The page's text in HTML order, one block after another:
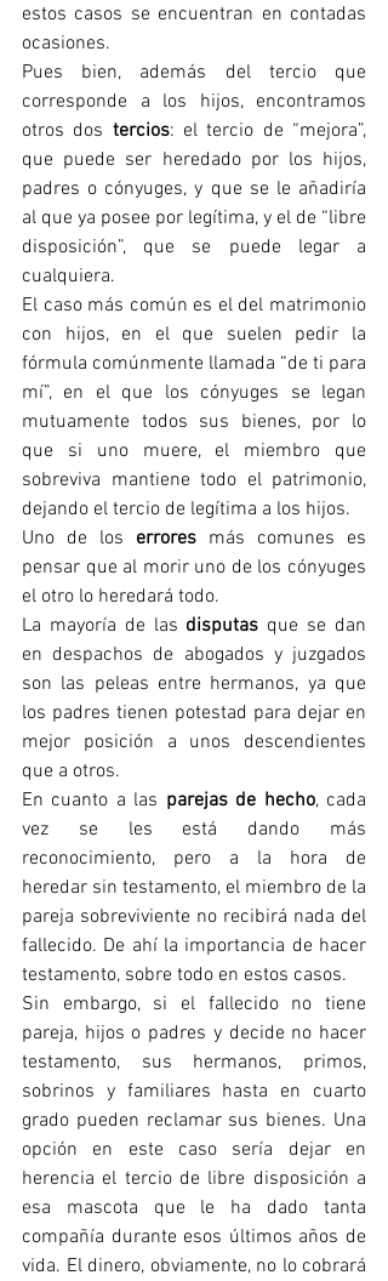
estos casos se encuentran en contadas
ocasiones.
Pues bien, además del tercio que
corresponde a los hijos, encontramos
otros dos tercios: el tercio de “mejora”,
que puede ser heredado por los hijos,
padres o cónyuges, y que se le añadiría
al que ya posee por legítima, y el de “libre
disposición”, que se puede legar a
cualquiera.
El caso más común es el del matrimonio
con hijos, en el que suelen pedir la
fórmula comúnmente llamada “de ti para
mí”, en el que los cónyuges se legan
mutuamente todos sus bienes, por lo
que si uno muere, el miembro que
sobreviva mantiene todo el patrimonio,
dejando el tercio de legítima a los hijos.
Uno de los errores más comunes es
pensar que al morir uno de los cónyuges
el otro lo heredará todo.
La mayoría de las disputas que se dan
en despachos de abogados y juzgados
son las peleas entre hermanos, ya que
los padres tienen potestad para dejar en
mejor posición a unos descendientes
que a otros.
En cuanto a las parejas de hecho, cada
vez se les está dando más
reconocimiento, pero a la hora de
heredar sin testamento, el miembro de la
pareja sobreviviente no recibirá nada del
fallecido. De ahí la importancia de hacer
testamento, sobre todo en estos casos.
Sin embargo, si el fallecido no tiene
pareja, hijos o padres y decide no hacer
testamento, sus hermanos, primos,
sobrinos y familiares hasta en cuarto
grado pueden reclamar sus bienes. Una
opción en este caso sería dejar en
herencia el tercio de libre disposición a
esa mascota que le ha dado tanta
compañía durante esos últimos años de
vida. El dinero, obviamente, no lo cobrará